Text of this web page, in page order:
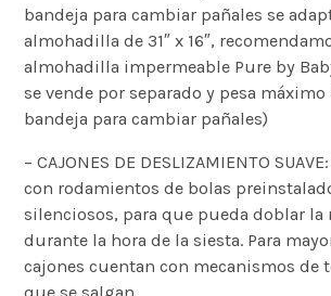
bandeja para cambiar pañales se
almohadilla de 31″ x 16″,
almohadilla impermeable Pure by
se vende por separado y pesa
bandeja para cambiar pañales)
– CAJONES DE DESLIZAMIENTO
con rodamientos de bolas
silenciosos, para que pueda doblar la
durante la hora de la siesta. Para
cajones cuentan con mecanismos de